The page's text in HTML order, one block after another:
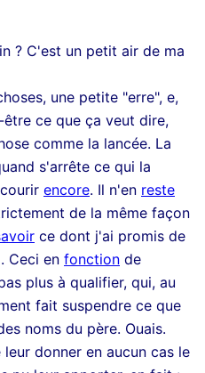
? C'est un petit air de ma
une petite "erre", e,
ce que ça veut dire,
comme la lancée. La
s'arrête ce qui la
encore. Il n'en reste
de la même façon
ce dont j'ai promis de
Ceci en fonction de
plus à qualifier, qui, au
fait suspendre ce que
noms du père. Ouais.
donner en aucun cas le